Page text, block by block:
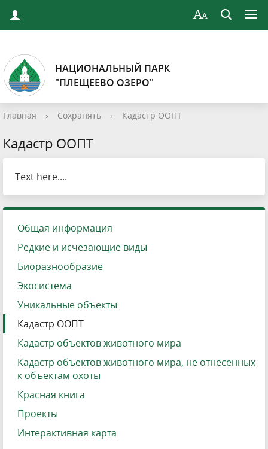
НАЦИОНАЛЬНЫЙ ПАРК
"ПЛЕЩЕЕВО ОЗЕРО"
Главная › Сохранять › Кадастр ООПТ
Кадастр ООПТ
Text here....
Общая информация
Редкие и исчезающие виды
Биоразнообразие
Экосистема
Уникальные объекты
Кадастр ООПТ
Кадастр объектов животного мира
Кадастр объектов животного мира, не отнесенных
к объектам охоты
Красная книга
Проекты
Интерактивная карта